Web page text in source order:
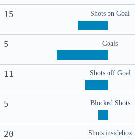
15 Shots on Goal
5 Goals
11 Shots off Goal
5 Blocked Shots
20 Shots insidebox